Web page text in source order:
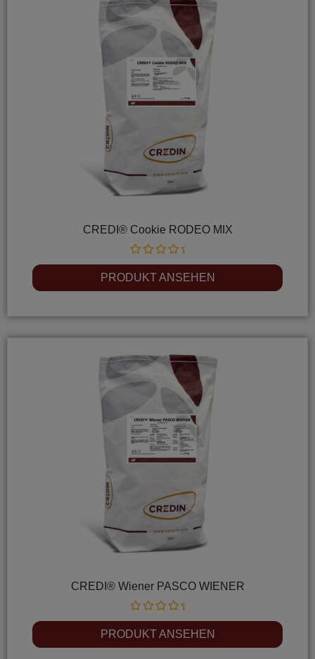
CREDI® Cookie RODEO MIX
Rated
0
out
of
PRODUKT ANSEHEN
CREDI® Wiener PASCO WIENER
Rated
0
out
of
PRODUKT ANSEHEN